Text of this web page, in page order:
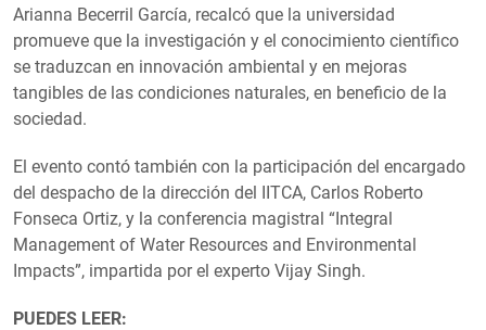
Arianna Becerril García, recalcó que la universidad
promueve que la investigación y el conocimiento científico
se traduzcan en innovación ambiental y en mejoras
tangibles de las condiciones naturales, en beneficio de la
sociedad.
El evento contó también con la participación del encargado
del despacho de la dirección del IITCA, Carlos Roberto
Fonseca Ortiz, y la conferencia magistral “Integral
Management of Water Resources and Environmental
Impacts”, impartida por el experto Vijay Singh.
PUEDES LEER: